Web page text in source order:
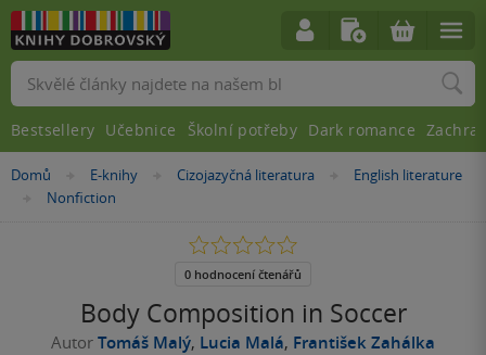
Nacházíte
Domů »E-knihy »
Cizojazyčná literatura »
English literature
»
Nonfiction
Body Composition in Soccer
Autor Tomáš Malý, Lucia Malá, František Zahálka
0.0
5
0 hodnocení čtenářů
Vyhledávání
Bestsellery Učebnice Školní potřeby Dark romance